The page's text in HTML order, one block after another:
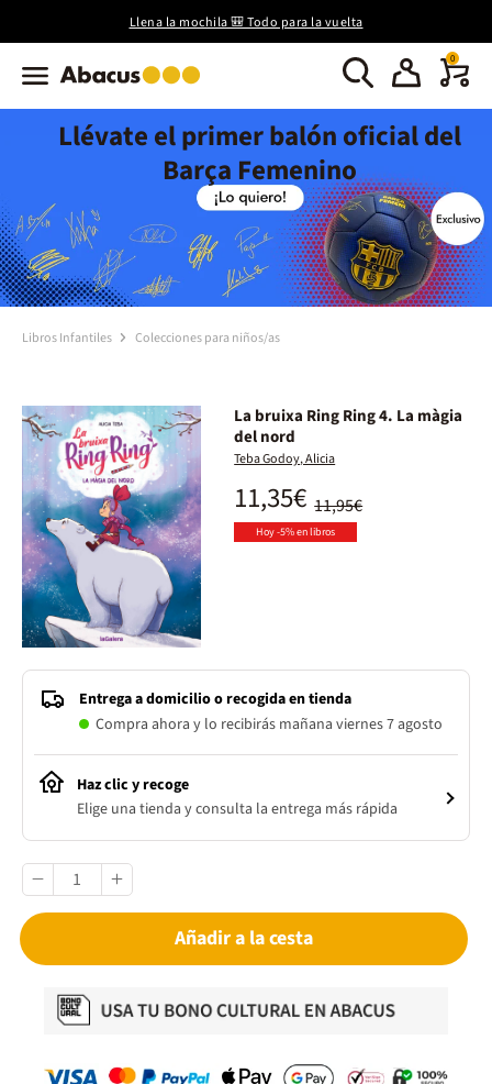
Llena la mochila 🎒 Todo para la vuelta
0
Llévate el primer balón oficial del
Barça Femenino
Libros Infantiles Colecciones para niños/as
La bruixa Ring Ring 4. La màgia
del nord
Teba Godoy, Alicia
11,95€
11,35€
Hoy -5% en libros
Entrega a domicilio o recogida en tienda
Compra ahora y lo recibirás mañana viernes 7 agosto
Haz clic y recoge
Elige una tienda y consulta la entrega más rápida
Añadir a la cesta